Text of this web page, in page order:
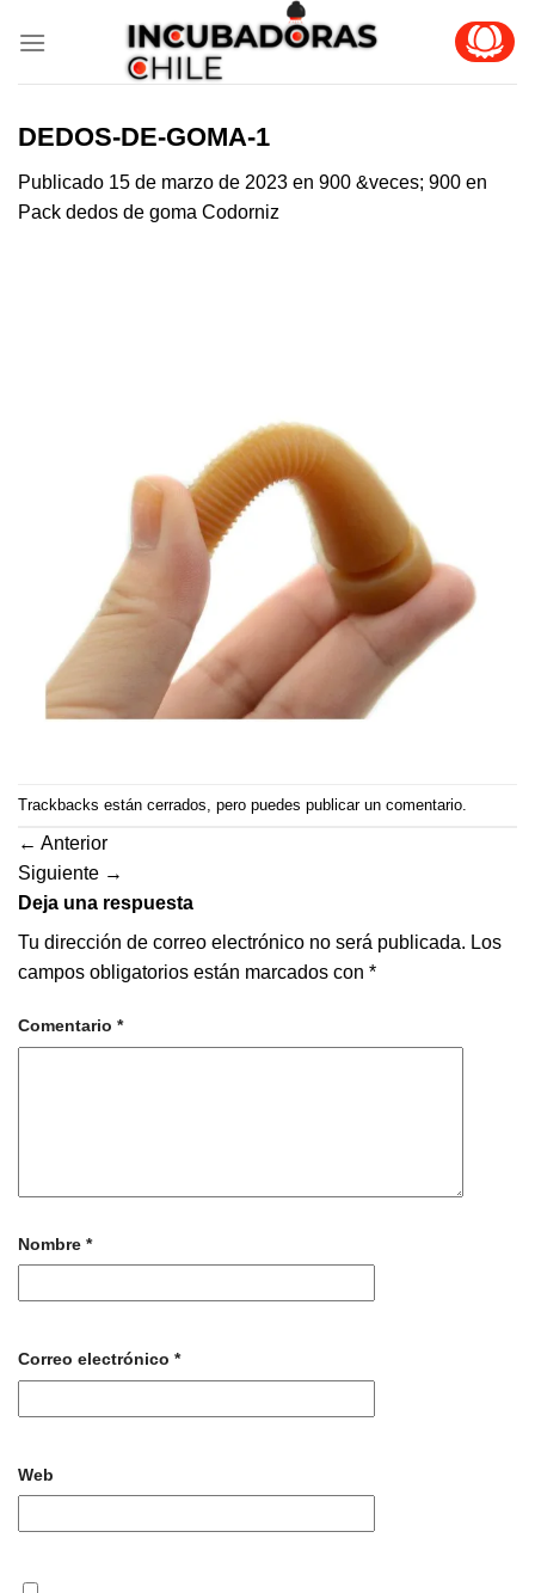
DEDOS-DE-GOMA-1
Publicado 15 de marzo de 2023 en 900 &veces; 900 en
Pack dedos de goma Codorniz
Trackbacks están cerrados, pero puedes publicar un comentario
← Anterior
Siguiente →
Deja una respuesta
Tu dirección de correo electrónico no será publicada. Los
campos obligatorios están marcados con *
Comentario *
Nombre *
Correo electrónico *
Web